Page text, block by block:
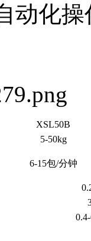
动化
XSL50B
5-50kg
6-15包/分钟